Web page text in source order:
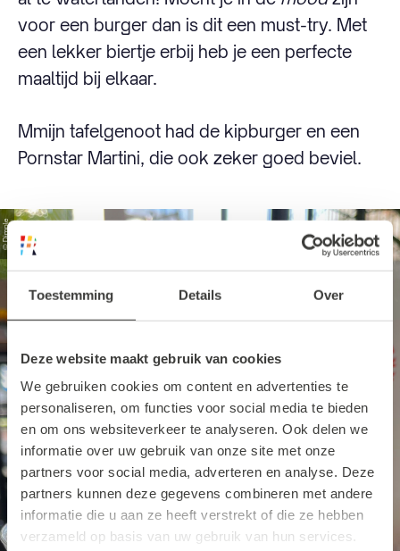
Toestemming Details Over
Deze website maakt gebruik van cookies
We gebruiken cookies om content en advertenties te
personaliseren, om functies voor social media te bieden
en om ons websiteverkeer te analyseren. Ook delen we
informatie over uw gebruik van onze site met onze
partners voor social media, adverteren en analyse. Deze
partners kunnen deze gegevens combineren met andere
informatie die u aan ze heeft verstrekt of die ze hebben
verzameld op basis van uw gebruik van hun services.
voor een burger dan is dit een must-try. Met
een lekker biertje erbij heb je een perfecte
maaltijd bij elkaar.
Mmijn tafelgenoot had de kipburger en een
Pornstar Martini, die ook zeker goed beviel.
© Dimple